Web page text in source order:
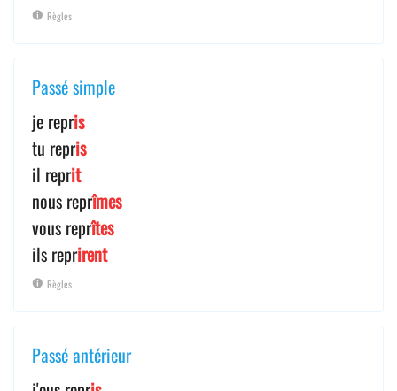
Règles
Passé simple
je repris
tu repris
il reprit
nous reprîmes
vous reprîtes
ils reprirent
Règles
Passé antérieur